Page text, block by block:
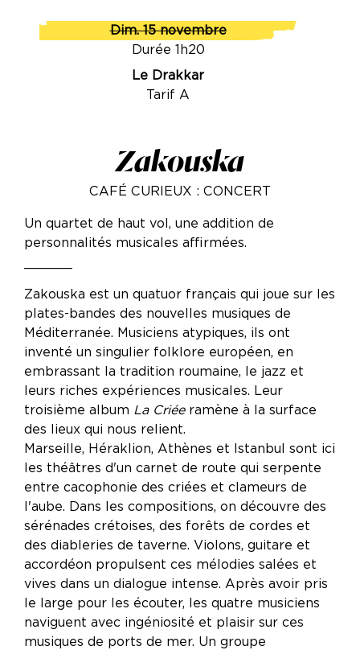
Dim. 15 novembre
Durée 1h20
Le Drakkar
Tarif A
Zakouska
CAFÉ CURIEUX : CONCERT
Un quartet de haut vol, une addition de
personnalités musicales affirmées.
Zakouska est un quatuor français qui joue sur les
plates-bandes des nouvelles musiques de
Méditerranée. Musiciens atypiques, ils ont
inventé un singulier folklore européen, en
embrassant la tradition roumaine, le jazz et
leurs riches expériences musicales. Leur
troisième album La Criéeramène à la surface
des lieux qui nous relient.
Marseille, Héraklion, Athènes et Istanbul sont ici
les théâtres d'un carnet de route qui serpente
entre cacophonie des criées et clameurs de
l'aube. Dans les compositions, on découvre des
sérénades crétoises, des forêts de cordes et
des diableries de taverne. Violons, guitare et
accordéon propulsent ces mélodies salées et
vives dans un dialogue intense. Après avoir pris
le large pour les écouter, les quatre musiciens
naviguent avec ingéniosité et plaisir sur ces
musiques de ports de mer. Un groupe